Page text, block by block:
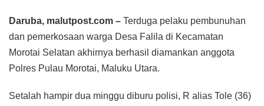
Daruba, malutpost.com – Terduga pelaku pembunuhan
dan pemerkosaan warga Desa Falila di Kecamatan
Morotai Selatan akhirnya berhasil diamankan anggota
Polres Pulau Morotai, Maluku Utara.
Setalah hampir dua minggu diburu polisi, R alias Tole (36)